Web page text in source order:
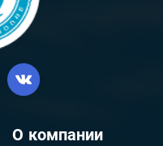
О компании